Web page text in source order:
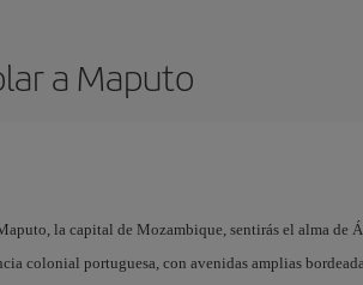
a Maputo
la capital de Mozambique, sentirás el alma de
colonial portuguesa, con avenidas amplias